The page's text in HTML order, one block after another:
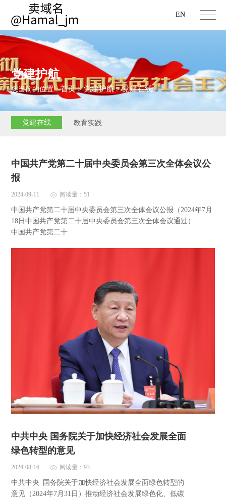
EN
党建护航
您当前的位置：首页>党建护航>党建在线
党建在线 教育实践
中国共产党第二十届中央委员会第三次全体会议公
报
2024-09-11 阅读量：51
中国共产党第二十届中央委员会第三次全体会议公报（2024年7月
18日中国共产党第二十届中央委员会第三次全体会议通过）
中国共产党第二十
中共中央 国务院关于加快经济社会发展全面
绿色转型的意见
2024-08-16 阅读量：93
中共中央 国务院关于加快经济社会发展全面绿色转型的
意见（2024年7月31日）推动经济社会发展绿色化、低碳